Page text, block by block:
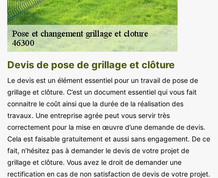
Devis de pose de grillage et clôture
Le devis est un élément essentiel pour un travail de pose de
grillage et clôture. C’est un document essentiel qui vous fait
connaitre le coût ainsi que la durée de la réalisation des
travaux. Une entreprise agrée peut vous servir très
correctement pour la mise en œuvre d’une demande de devis.
Cela est faisable gratuitement et aussi sans engagement. De ce
fait, n’hésitez pas à demander le devis de votre projet de
grillage et clôture. Vous avez le droit de demander une
rectification en cas de non satisfaction de devis de votre projet.